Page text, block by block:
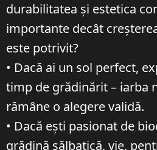
durabilitatea și estetica
importante decât
este potrivit?
• Dacă ai un sol perfect,
timp de grădinărit – iarba
rămâne o alegere validă.
• Dacă ești pasionat de
grădină sălbatică, vie,